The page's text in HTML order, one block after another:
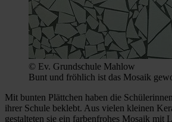
© Ev. Grundschule Mahlow
Bunt und fröhlich ist das Mosaik
Mit bunten Plättchen haben die
ihrer Schule beklebt. Aus vielen kleinen
gestalteten sie ein farbenfrohes Mosaik mit